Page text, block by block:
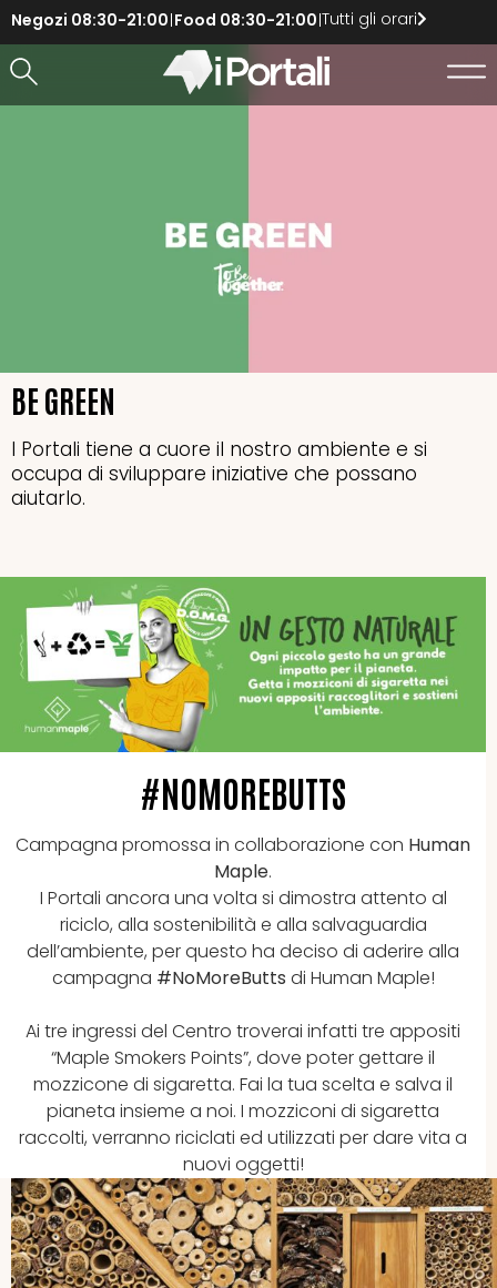
Negozi 08:30-21:00 Food 08:30-21:00 Tutti gli orari
BE GREEN
I Portali tiene a cuore il nostro ambiente e si
occupa di sviluppare iniziative che possano
aiutarlo.
#NOMOREBUTTS
Campagna promossa in collaborazione con Human
Maple.
I Portali ancora una volta si dimostra attento al
riciclo, alla sostenibilità e alla salvaguardia
dell’ambiente, per questo ha deciso di aderire alla
campagna #NoMoreButts di Human Maple!
Ai tre ingressi del Centro troverai infatti tre appositi
“Maple Smokers Points”, dove poter gettare il
mozzicone di sigaretta. Fai la tua scelta e salva il
pianeta insieme a noi. I mozziconi di sigaretta
raccolti, verranno riciclati ed utilizzati per dare vita a
nuovi oggetti!